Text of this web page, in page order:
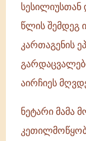
წლის შემდეგ
კართაგენის
აირჩიეს
ნეტარი მამა